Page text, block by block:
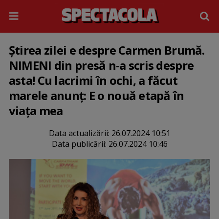
Știrea zilei e despre Carmen Brumă.
NIMENI din presă n-a scris despre
asta! Cu lacrimi în ochi, a făcut
marele anunț: E o nouă etapă în
viața mea
Data actualizării: 26.07.2024 10:51
Data publicării: 26.07.2024 10:46